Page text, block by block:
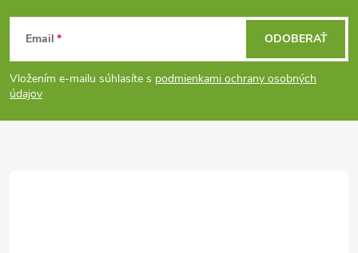
Z
á
p
Email
Vložením e-mailu súhlasíte s podmienkami ochrany osobných
údajov
ODOBERAŤ